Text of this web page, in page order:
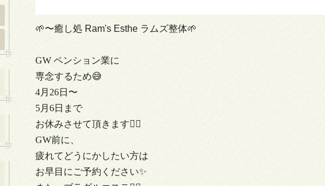
🌱〜癒し処 Ram's Esthe ラムズ整体🌱
GW ペンション業に
専念するため😅
4月26日〜
5月6日まで
お休みさせて頂きます🙇‍♀️
GW前に、
疲れてどうにかしたい方は
お早目にご予約ください✨